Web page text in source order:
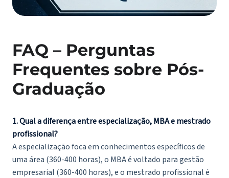
FAQ – Perguntas
Frequentes sobre Pós-
Graduação
1. Qual a diferença entre especialização, MBA e mestrado
profissional?
A especialização foca em conhecimentos específicos de
uma área (360-400 horas), o MBA é voltado para gestão
empresarial (360-400 horas), e o mestrado profissional é